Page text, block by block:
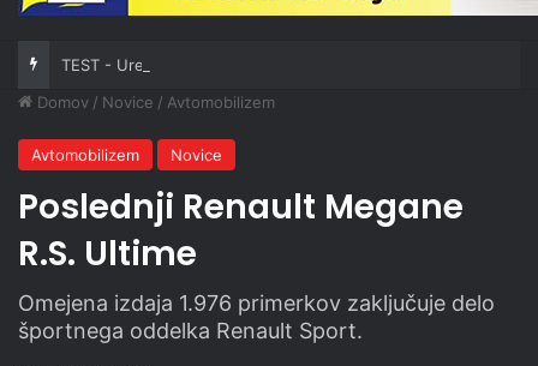
Domov / Novice / Avtomobilizem
Avtomobilizem Novice
Poslednji Renault Megane
R.S. Ultime
Omejena izdaja 1.976 primerkov zaključuje delo
športnega oddelka Renault Sport.